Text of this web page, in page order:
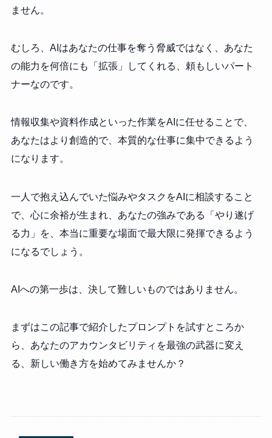
ません。
むしろ、AIはあなたの仕事を奪う脅威ではなく、あなた
の能力を何倍にも「拡張」してくれる、頼もしいパート
ナーなのです。
情報収集や資料作成といった作業をAIに任せることで、
あなたはより創造的で、本質的な仕事に集中できるよう
になります。
一人で抱え込んでいた悩みやタスクをAIに相談すること
で、心に余裕が生まれ、あなたの強みである「やり遂げ
る力」を、本当に重要な場面で最大限に発揮できるよう
になるでしょう。
AIへの第一歩は、決して難しいものではありません。
まずはこの記事で紹介したプロンプトを試すところか
ら、あなたのアカウンタビリティを最強の武器に変え
る、新しい働き方を始めてみませんか？